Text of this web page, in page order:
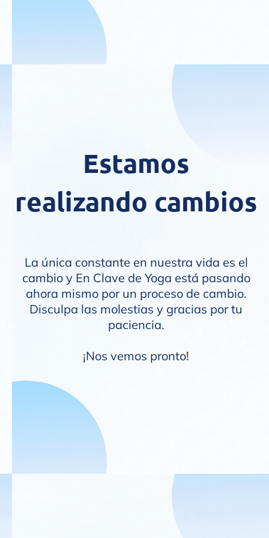
Estamos
realizando cambios
La única constante en nuestra vida es el
cambio y En Clave de Yoga está pasando
ahora mismo por un proceso de cambio.
Disculpa las molestias y gracias por tu
paciencia.
¡Nos vemos pronto!